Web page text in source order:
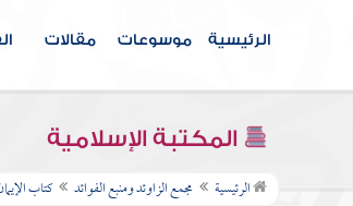
الرئيسية موسوعات مقالات
المكتبة الإسلامية
الرئيسية مجمع الزاوئد ومنبع الفوائد كتاب
فهرس الكتاب
خطبة الكتاب
كتاب الإيمان